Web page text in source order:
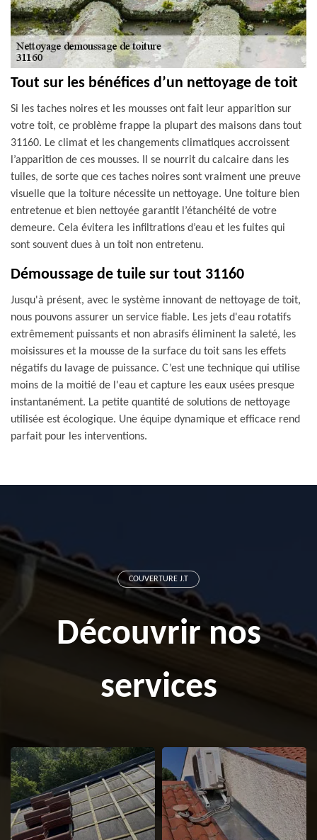
Tout sur les bénéfices d’un nettoyage de toit
Si les taches noires et les mousses ont fait leur apparition sur
votre toit, ce problème frappe la plupart des maisons dans tout
31160. Le climat et les changements climatiques accroissent
l’apparition de ces mousses. Il se nourrit du calcaire dans les
tuiles, de sorte que ces taches noires sont vraiment une preuve
visuelle que la toiture nécessite un nettoyage. Une toiture bien
entretenue et bien nettoyée garantit l’étanchéité de votre
demeure. Cela évitera les infiltrations d’eau et les fuites qui
sont souvent dues à un toit non entretenu.
Démoussage de tuile sur tout 31160
Jusqu'à présent, avec le système innovant de nettoyage de toit,
nous pouvons assurer un service fiable. Les jets d'eau rotatifs
extrêmement puissants et non abrasifs éliminent la saleté, les
moisissures et la mousse de la surface du toit sans les effets
négatifs du lavage de puissance. C’est une technique qui utilise
moins de la moitié de l'eau et capture les eaux usées presque
instantanément. La petite quantité de solutions de nettoyage
utilisée est écologique. Une équipe dynamique et efficace rend
parfait pour les interventions.
COUVERTURE J.T
Découvrir nos
services